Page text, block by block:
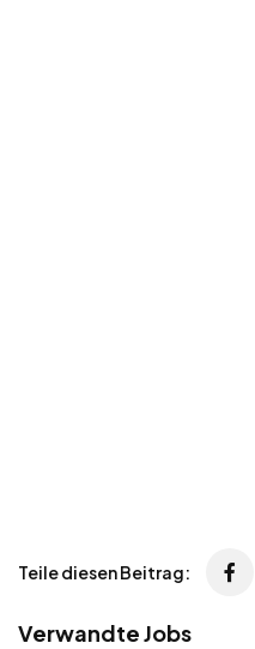
Teile diesen Beitrag:
Verwandte Jobs